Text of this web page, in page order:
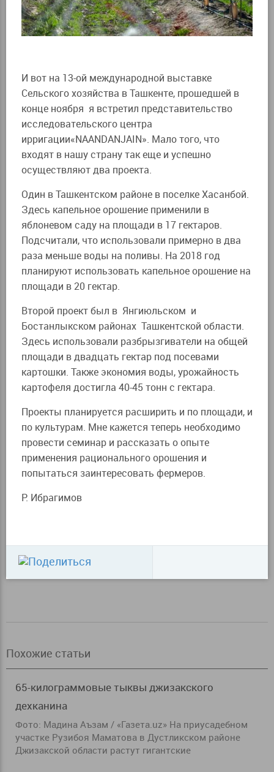
И вот на 13-ой международной выставке
Сельского хозяйства в Ташкенте, прошедшей в
конце ноября я встретил представительство
исследовательского центра
ирригации«NAANDANJAIN». Мало того, что
входят в нашу страну так еще и успешно
осуществляют два проекта.
Один в Ташкентском районе в поселке Хасанбой.
Здесь капельное орошение применили в
яблоневом саду на площади в 17 гектаров.
Подсчитали, что использовали примерно в два
раза меньше воды на поливы. На 2018 год
планируют использовать капельное орошение на
площади в 20 гектар.
Второй проект был в Янгиюльском и
Бостанлыкском районах Ташкентской области.
Здесь использовали разбрызгиватели на общей
площади в двадцать гектар под посевами
картошки. Также экономия воды, урожайность
картофеля достигла 40-45 тонн с гектара.
Проекты планируется расширить и по площади, и
по культурам. Мне кажется теперь необходимо
провести семинар и рассказать о опыте
применения рационального орошения и
попытаться заинтересовать фермеров.
Р. Ибрагимов
Похожие статьи
65-килограммовые тыквы джизакского
дехканина
Фото: Мадина Аъзам / «Газета.uz» На приусадебном
участке Рузибоя Маматова в Дустликском районе
Джизакской области растут гигантские